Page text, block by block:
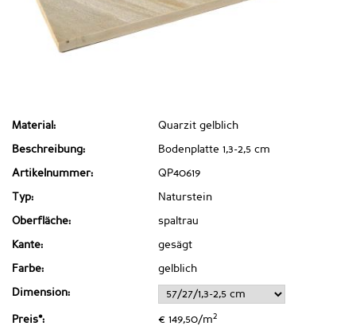
Material: Quarzit gelblich
Beschreibung: Bodenplatte 1,3-2,5 cm
Artikelnummer: QP40619
Typ: Naturstein
Oberfläche: spaltrau
Kante: gesägt
Farbe: gelblich
Dimension:
Preis*: € 149,50/m2